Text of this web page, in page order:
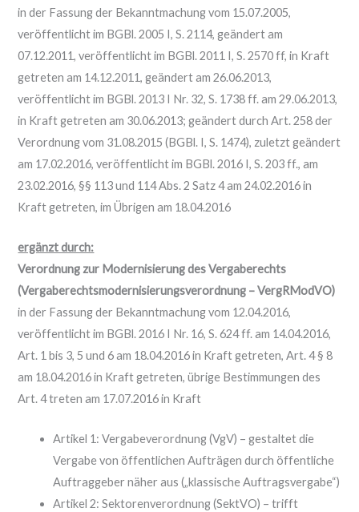
in der Fassung der Bekanntmachung vom 15.07.2005,
veröffentlicht im BGBl. 2005 I, S. 2114, geändert am
07.12.2011, veröffentlicht im BGBl. 2011 I, S. 2570 ff, in Kraft
getreten am 14.12.2011, geändert am 26.06.2013,
veröffentlicht im BGBl. 2013 I Nr. 32, S. 1738 ff. am 29.06.2013,
in Kraft getreten am 30.06.2013; geändert durch Art. 258 der
Verordnung vom 31.08.2015 (BGBl. I, S. 1474), zuletzt geändert
am 17.02.2016, veröffentlicht im BGBl. 2016 I, S. 203 ff., am
23.02.2016, §§ 113 und 114 Abs. 2 Satz 4 am 24.02.2016 in
Kraft getreten, im Übrigen am 18.04.2016
ergänzt durch:
Verordnung zur Modernisierung des Vergaberechts
(Vergaberechtsmodernisierungsverordnung – VergRModVO)
in der Fassung der Bekanntmachung vom 12.04.2016,
veröffentlicht im BGBl. 2016 I Nr. 16, S. 624 ff. am 14.04.2016,
Art. 1 bis 3, 5 und 6 am 18.04.2016 in Kraft getreten, Art. 4 § 8
am 18.04.2016 in Kraft getreten, übrige Bestimmungen des
Art. 4 treten am 17.07.2016 in Kraft
Artikel 1: Vergabeverordnung (VgV) – gestaltet die
Vergabe von öffentlichen Aufträgen durch öffentliche
Auftraggeber näher aus („klassische Auftragsvergabe“)
Artikel 2: Sektorenverordnung (SektVO) – trifft